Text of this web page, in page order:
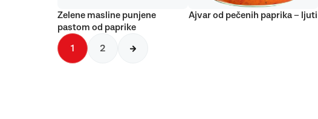
Zelene masline punjene
pastom od paprike
Ajvar od pečenih paprika – ljuti
1 2